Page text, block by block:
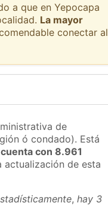
a que en Yepocapa
La mayor
conectar al
de
ó condado). Está
cuenta con 8.961
actualización de esta
,hay 3